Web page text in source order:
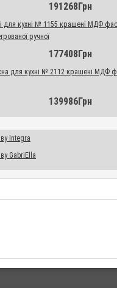
191268Грн
для кухні № 1155 крашені МДФ
ручної
177408Грн
для кухні № 2112 крашені МДФ
139986Грн
Integra
GabriElla